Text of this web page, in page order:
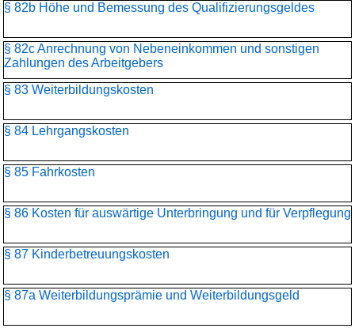
§ 82b Höhe und Bemessung des Qualifizierungsgeldes
§ 82c Anrechnung von Nebeneinkommen und sonstigen
Zahlungen des Arbeitgebers
§ 83 Weiterbildungskosten
§ 84 Lehrgangskosten
§ 85 Fahrkosten
§ 86 Kosten für auswärtige Unterbringung und für Verpflegung
§ 87 Kinderbetreuungskosten
§ 87a Weiterbildungsprämie und Weiterbildungsgeld